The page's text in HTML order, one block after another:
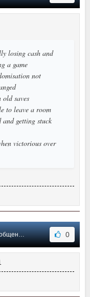
losing cash and
a game
not
saves
to leave a room
getting stuck
victorious over
#3 0